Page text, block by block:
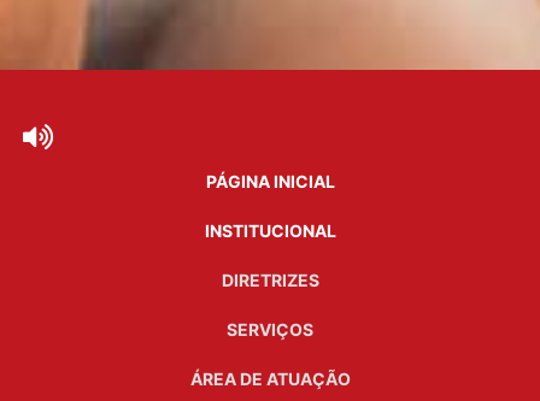
PÁGINA INICIAL
INSTITUCIONAL
DIRETRIZES
SERVIÇOS
ÁREA DE ATUAÇÃO